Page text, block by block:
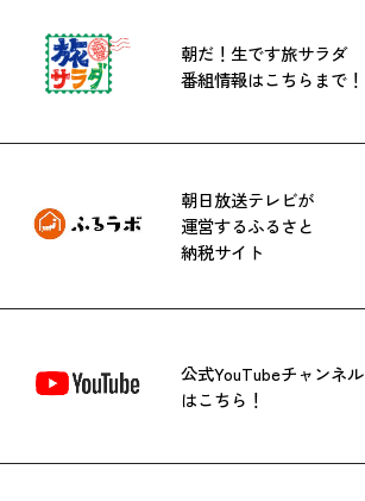
朝だ！生です旅サラダ
番組情報はこちらまで！
朝日放送テレビが
運営するふるさと
納税サイト
公式YouTubeチャンネル
はこちら！